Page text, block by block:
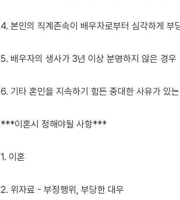
4. 본인의 직계존속이 배우자로부터 심각하게 부
5. 배우자의 생사가 3년 이상 분명하지 않은 경우
6. 기타 혼인을 지속하기 힘든 중대한 사유가 있
***이혼시 정해야될 사항***
1. 이혼
2. 위자료 - 부정행위, 부당한 대우